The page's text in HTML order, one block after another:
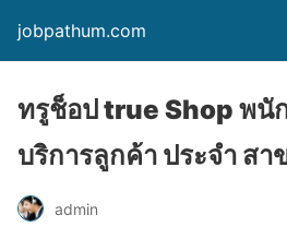
jobpathum.com
ทรูช็อป true Shop พนั
บริการลูกค้า ประจำ สา
admin